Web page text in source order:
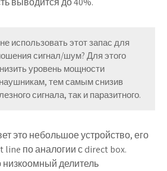
использовать этот запас для
сигнал/шум? Для этого
уровень мощности
тем самым снизив
сигнала, так и паразитного.
это небольшое устройство, его
по аналогии с direct box.
низкоомный делитель